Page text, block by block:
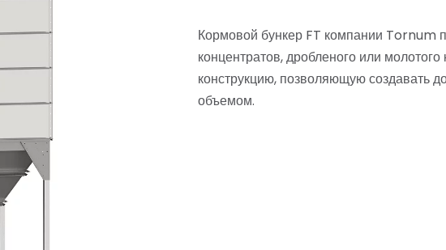
Кормовой бункер FT компании Tornum
концентратов, дробленого или
конструкцию, позволяющую создавать
объемом.